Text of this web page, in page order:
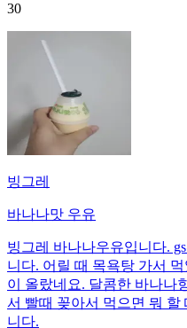
30
빙그레
바나나맛 우유
빙그레 바나나우유입니다.
니다. 어릴 때 목욕탕 가서
이 올랐네요. 달콤한 바나나
서 빨때 꽂아서 먹으면 뭐 할
니다.